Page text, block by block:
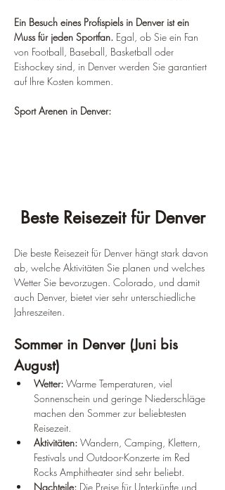
Ein Besuch eines Profispiels in Denver ist ein
Muss für jeden Sportfan. Egal, ob Sie ein Fan
von Football, Baseball, Basketball oder
Eishockey sind, in Denver werden Sie garantiert
auf Ihre Kosten kommen.
Sport Arenen in Denver:
Beste Reisezeit für Denver
Die beste Reisezeit für Denver hängt stark davon
ab, welche Aktivitäten Sie planen und welches
Wetter Sie bevorzugen. Colorado, und damit
auch Denver, bietet vier sehr unterschiedliche
Jahreszeiten.
Sommer in Denver (Juni bis
August)
Wetter: Warme Temperaturen, viel
Sonnenschein und geringe Niederschläge
machen den Sommer zur beliebtesten
Reisezeit.
Aktivitäten: Wandern, Camping, Klettern,
Festivals und Outdoor-Konzerte im Red
Rocks Amphitheater sind sehr beliebt.
Nachteile: Die Preise für Unterkünfte und